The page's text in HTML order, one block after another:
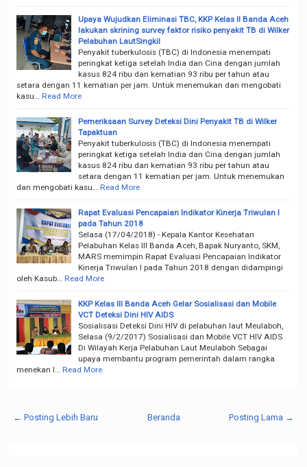
Upaya Wujudkan Eliminasi TBC, KKP Kelas II Banda Aceh
lakukan skrining survey faktor risiko penyakit TB di Wilker
Pelabuhan LautSingkil
Penyakit tuberkulosis (TBC) di Indonesia menempati
peringkat ketiga setelah India dan Cina dengan jumlah
kasus 824 ribu dan kematian 93 ribu per tahun atau
setara dengan 11 kematian per jam. Untuk menemukan dan mengobati
kasu… Read More
Pemeriksaan Survey Deteksi Dini Penyakit TB di Wilker
Tapaktuan
Penyakit tuberkulosis (TBC) di Indonesia menempati
peringkat ketiga setelah India dan Cina dengan jumlah
kasus 824 ribu dan kematian 93 ribu per tahun atau
setara dengan 11 kematian per jam. Untuk menemukan
dan mengobati kasu… Read More
Rapat Evaluasi Pencapaian Indikator Kinerja Triwulan I
pada Tahun 2018
Selasa (17/04/2018) - Kepala Kantor Kesehatan
Pelabuhan Kelas III Banda Aceh, Bapak Nuryanto, SKM,
MARS memimpin Rapat Evaluasi Pencapaian Indikator
Kinerja Triwulan I pada Tahun 2018 dengan didampingi
oleh Kasub… Read More
KKP Kelas III Banda Aceh Gelar Sosialisasi dan Mobile
VCT Deteksi Dini HIV AIDS
Sosialisasi Deteksi Dini HIV di pelabuhan laut Meulaboh,
Selasa (9/2/2017) Sosialisasi dan Mobile VCT HIV AIDS
Di Wilayah Kerja Pelabuhan Laut Meulaboh Sebagai
upaya membantu program pemerintah dalam rangka
menekan l… Read More
← Posting Lebih Baru Posting Lama →
Beranda